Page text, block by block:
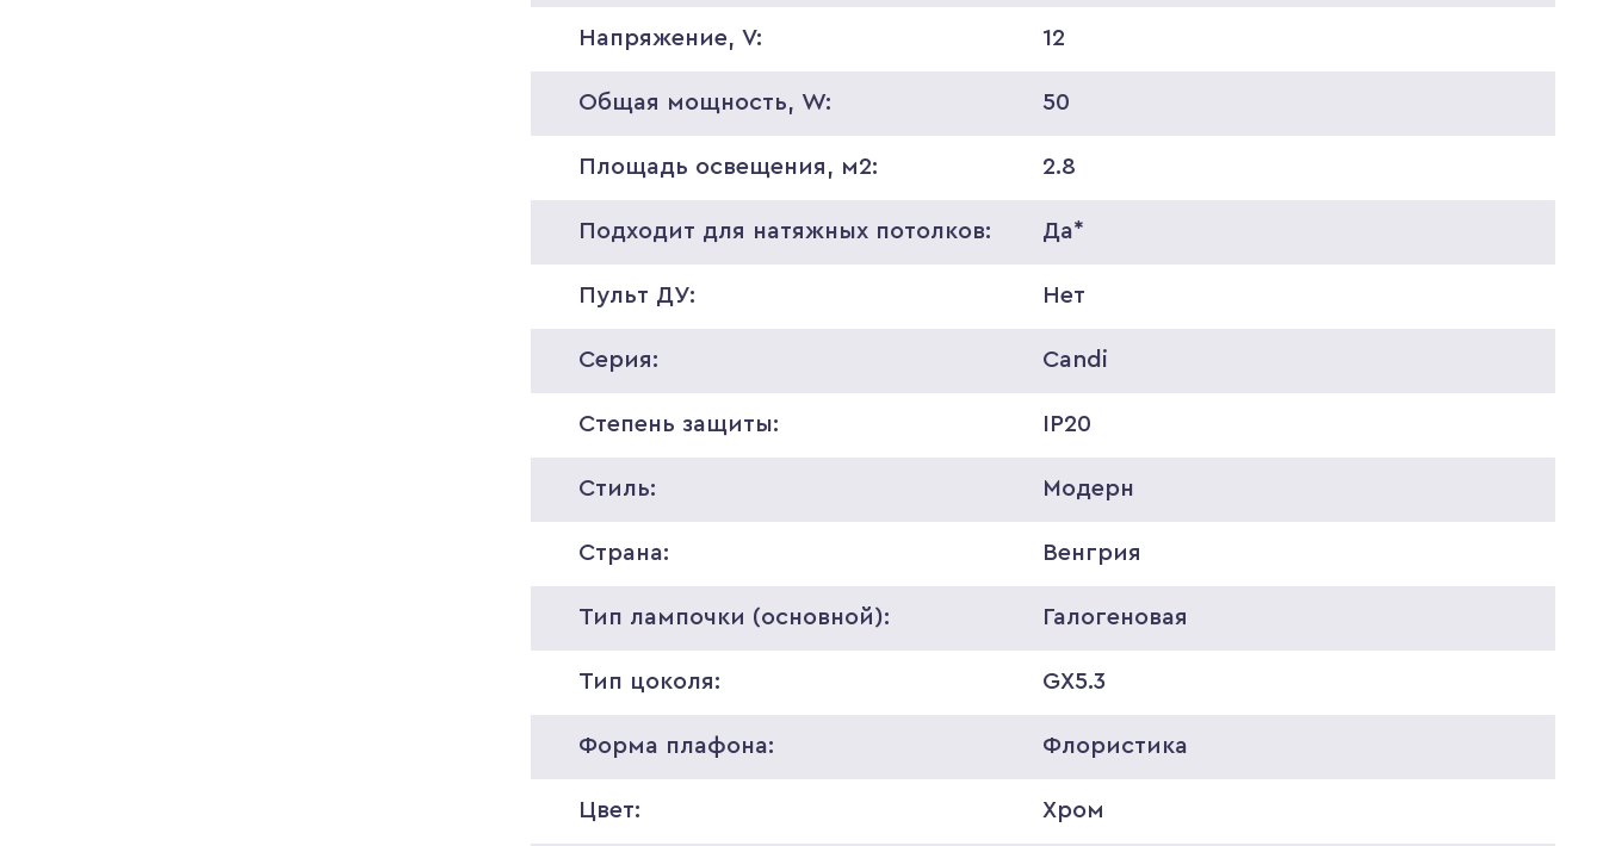
Напряжение, V: 12
Общая мощность, W: 50
Площадь освещения, м2: 2.8
Подходит для натяжных потолков: Да*
Пульт ДУ: Нет
Серия: Candi
Степень защиты: IP20
Стиль: Модерн
Страна: Венгрия
Тип лампочки (основной): Галогеновая
Тип цоколя: GX5.3
Форма плафона: Флористика
Цвет: Хром